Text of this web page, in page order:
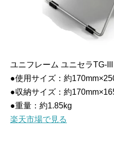
ユニフレーム ユニセラTG-
●使用サイズ：約
●収納サイズ：約
●重量：約1.85kg
楽天市場で見る